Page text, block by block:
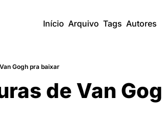
Início Arquivo Tags Autores
Gogh pra baixar
de Van